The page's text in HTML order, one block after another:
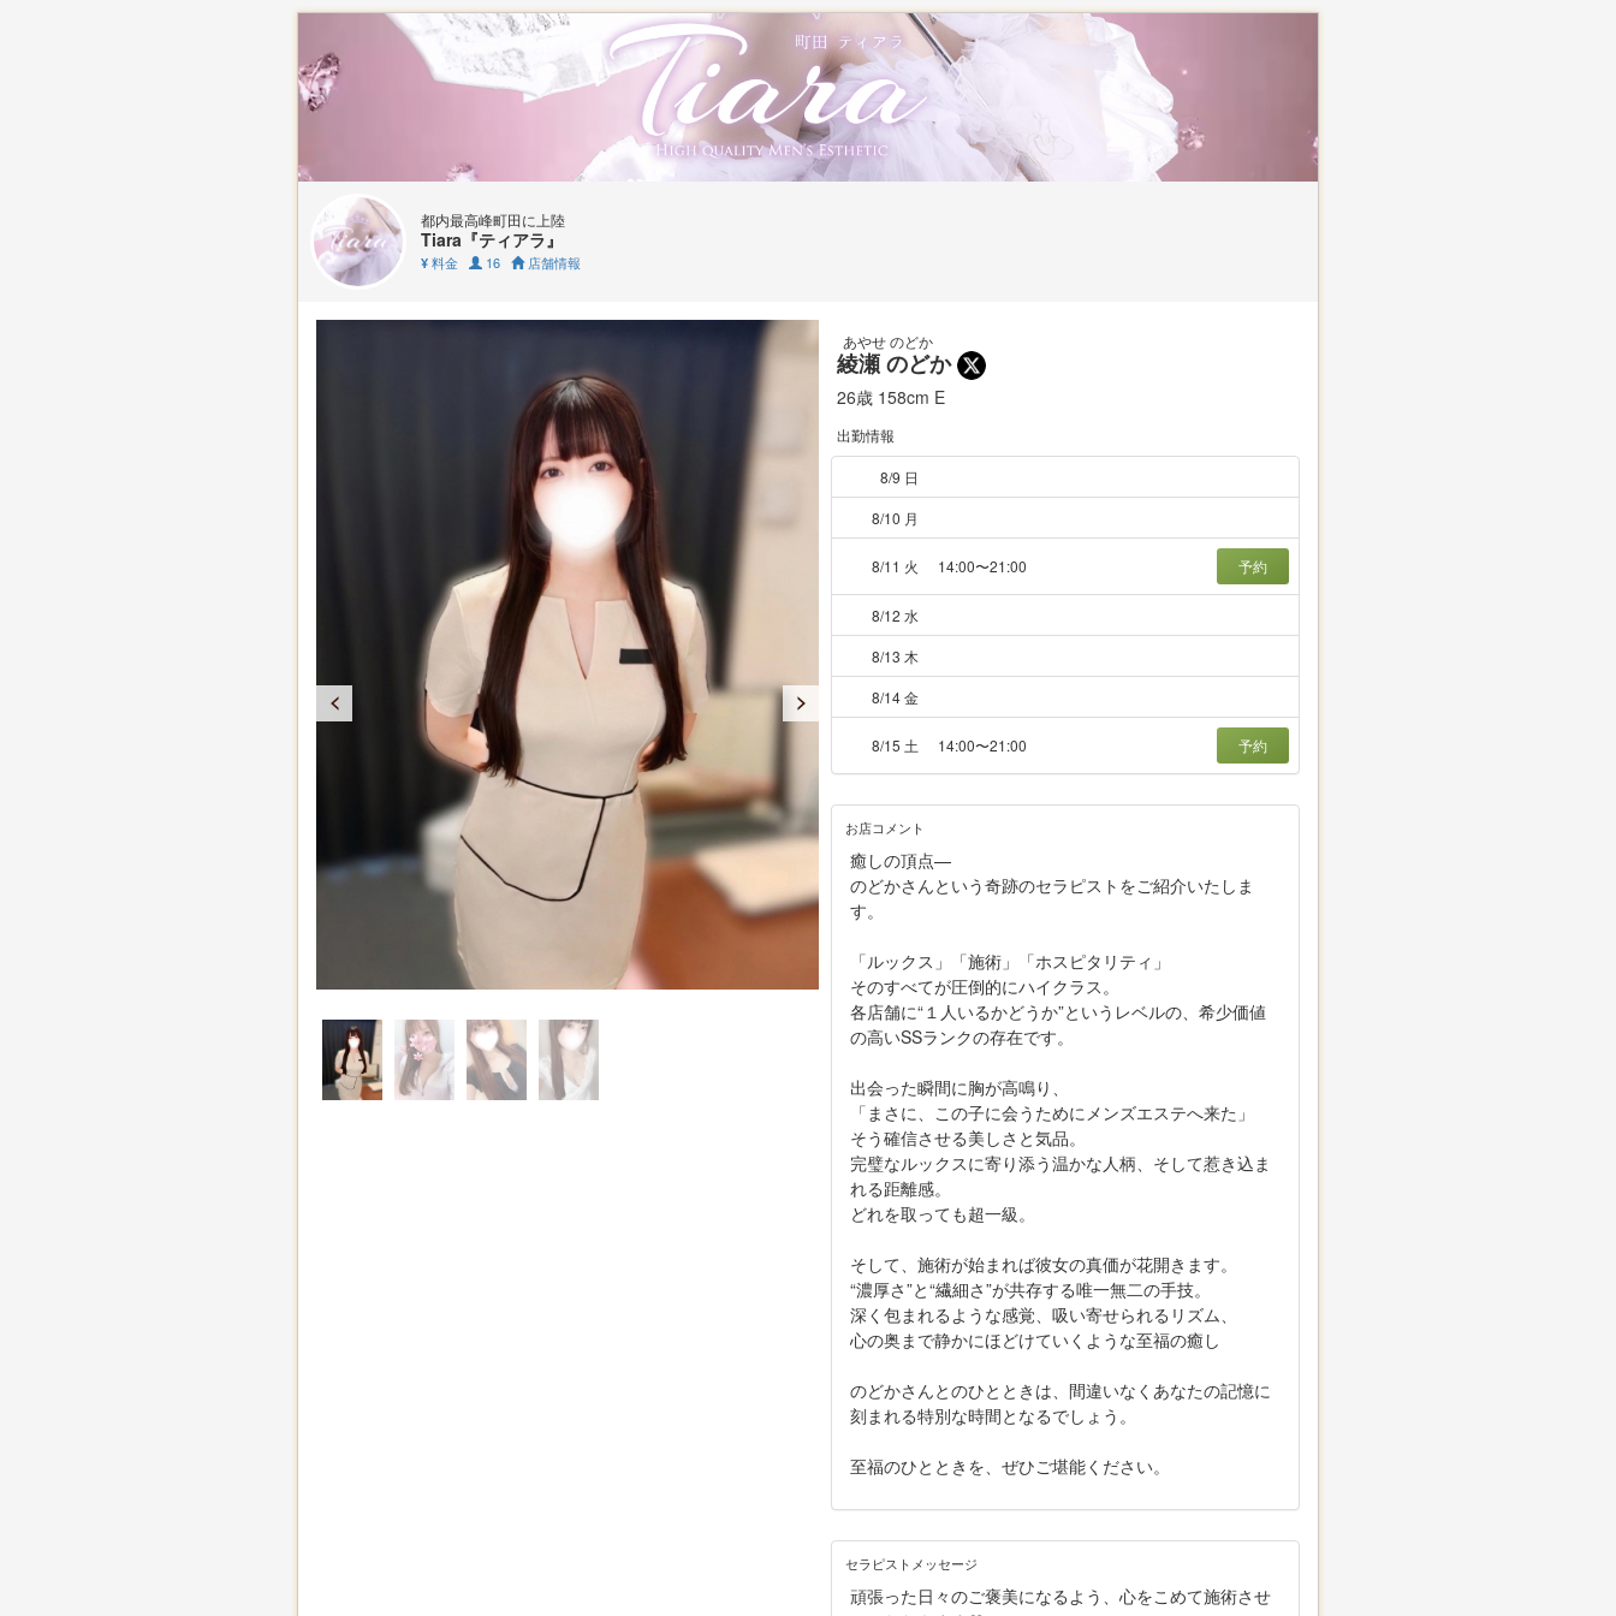
都内最高峰町田に上陸
Tiara『ティアラ』
¥ 料金 16 店舗情報
あやせ のどか
綾瀬 のどか
26歳 158cm E
出勤情報
8/9 日
8/10 月
8/11 火 14:00〜21:00 予約
8/12 水
8/13 木
8/14 金
8/15 土 14:00〜21:00 予約
お店コメント
癒しの頂点—
のどかさんという奇跡のセラピストをご紹介いたしま
す。
「ルックス」「施術」「ホスピタリティ」
そのすべてが圧倒的にハイクラス。
各店舗に“１人いるかどうか”というレベルの、希少価値
の高いSSランクの存在です。
出会った瞬間に胸が高鳴り、
「まさに、この子に会うためにメンズエステへ来た」
そう確信させる美しさと気品。
完璧なルックスに寄り添う温かな人柄、そして惹き込ま
れる距離感。
どれを取っても超一級。
そして、施術が始まれば彼女の真価が花開きます。
“濃厚さ”と“繊細さ”が共存する唯一無二の手技。
深く包まれるような感覚、吸い寄せられるリズム、
心の奥まで静かにほどけていくような至福の癒し
のどかさんとのひとときは、間違いなくあなたの記憶に
刻まれる特別な時間となるでしょう。
至福のひとときを、ぜひご堪能ください。
セラピストメッセージ
頑張った日々のご褒美になるよう、心をこめて施術させ